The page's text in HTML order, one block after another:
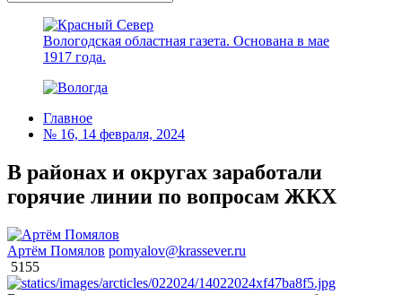
Вологодская областная газета. Основана в мае
1917 года.
Главное
№ 16, 14 февраля, 2024
В районах и округах заработали
горячие линии по вопросам ЖКХ
Артём Помялов pomyalov@krassever.ru
5155